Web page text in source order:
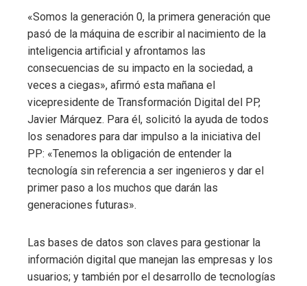
«Somos la generación 0, la primera generación que
pasó de la máquina de escribir al nacimiento de la
inteligencia artificial y afrontamos las
consecuencias de su impacto en la sociedad, a
veces a ciegas», afirmó esta mañana el
vicepresidente de Transformación Digital del PP,
Javier Márquez. Para él, solicitó la ayuda de todos
los senadores para dar impulso a la iniciativa del
PP: «Tenemos la obligación de entender la
tecnología sin referencia a ser ingenieros y dar el
primer paso a los muchos que darán las
generaciones futuras».
Las bases de datos son claves para gestionar la
información digital que manejan las empresas y los
usuarios; y también por el desarrollo de tecnologías